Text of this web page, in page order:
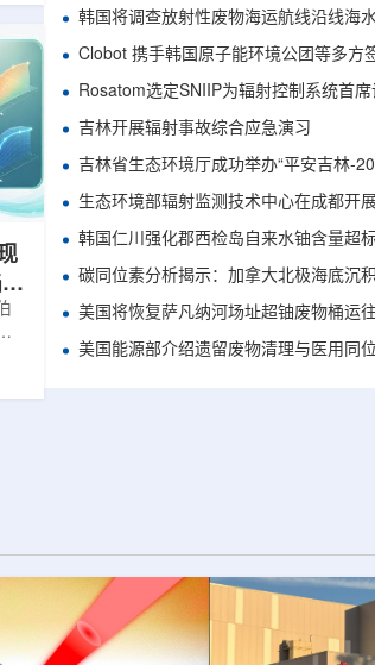
这
韩国将调查放射性废物海运航线沿线海
吉林开展辐射事故综合应急演习
吉林省生态环境厅成功举办“平安吉林-
生态环境部辐射监测技术中心在成都开
美国将恢复萨凡纳河场址超铀废物桶运
美国能源部介绍遗留废物清理与医用同